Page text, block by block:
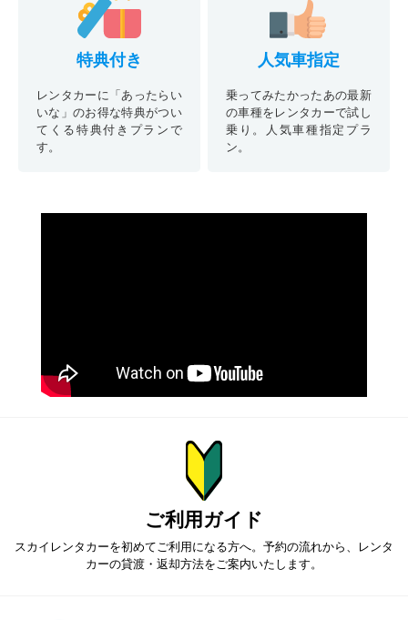
特典付き
レンタカーに「あったらい
いな」のお得な特典がつい
てくる特典付きプランで
す。
人気車指定
乗ってみたかったあの最新
の車種をレンタカーで試し
乗り。人気車種指定プラ
ン。
ご利用ガイド
スカイレンタカーを初めてご利用になる方へ。予約の流れから、
レンタ
カーの貸渡・返却方法をご案内いたします。